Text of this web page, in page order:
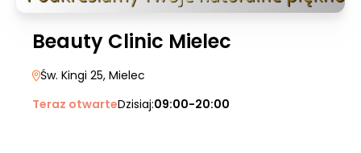
Beauty Clinic Mielec
Św. Kingi 25, Mielec
Teraz otwarteDzisiaj:09:00-20:00